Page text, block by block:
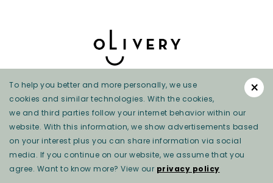
Privacy beleid
×
To help you better and more personally, we use
cookies and similar technologies. With the cookies,
we and third parties follow your internet behavior within our
website. With this information, we show advertisements based
on your interest plus you can share information via social
media. If you continue on our website, we assume that you
agree. Want to know more? View our privacy policy